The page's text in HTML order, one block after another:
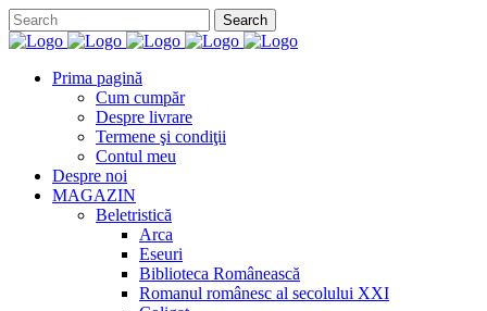
Prima pagină
Cum cumpăr
Despre livrare
Termene şi condiţii
Contul meu
Despre noi
MAGAZIN
Beletristică
Arca
Eseuri
Biblioteca Românească
Romanul românesc al secolului XXI